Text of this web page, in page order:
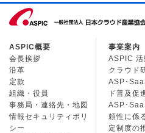
ASPIC概要
会長挨拶
沿革
定款
組織・役員
事務局・連絡先・地図
情報セキュリティポリ
シー
事業案内
ASPIC 活
クラウド
ASP･
ド普及促
ASP･
頼性に係
定制度の